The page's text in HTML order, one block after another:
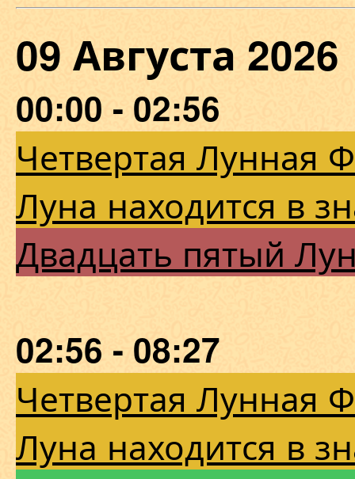
09 Августа
00:00 - 02:56
Четвертая Лунная
Луна находится в
Двадцать пятый
02:56 - 08:27
Четвертая Лунная
Луна находится в